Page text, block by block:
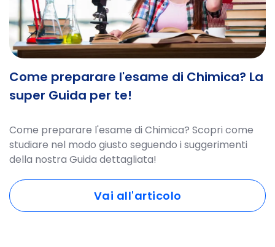
Come preparare l'esame di Chimica? La
super Guida per te!
Come preparare l'esame di Chimica? Scopri come
studiare nel modo giusto seguendo i suggerimenti
della nostra Guida dettagliata!
Vai all'articolo